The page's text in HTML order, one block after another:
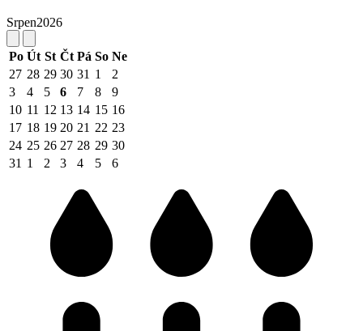
Srpen2026
Po Út St Čt Pá So Ne
27 28 29 30 31 1
2
3
4 5 6 7 8
9
10 11 12 13 14 15 16
17 18 19 20 21 22 23
24 25 26 27 28 29 30
31 1 2 3 4 5 6